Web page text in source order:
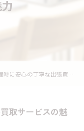
安心の丁寧な出張買取サービスの魅力
取サービスの魅